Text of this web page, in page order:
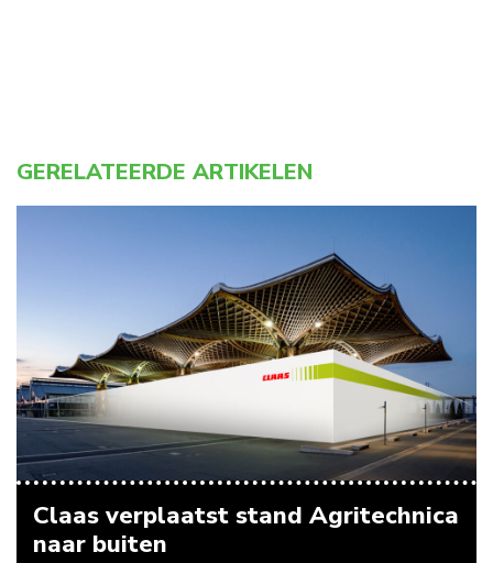
GERELATEERDE ARTIKELEN
Claas verplaatst stand Agritechnica
naar buiten